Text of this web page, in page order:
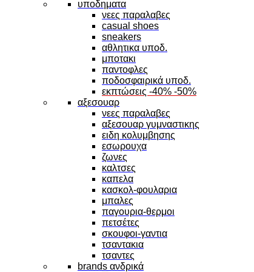
υποδηματα
νεες παραλαβες
casual shoes
sneakers
αθλητικα υποδ.
μποτακι
παντοφλες
ποδοσφαιρικά υποδ.
εκπτώσεις -40% -50%
αξεσουαρ
νεες παραλαβες
αξεσουαρ γυμναστικης
ειδη κολυμβησης
εσωρουχα
ζωνες
καλτσες
καπελα
κασκολ-φουλαρια
μπαλες
παγουρια-θερμοι
πετσέτες
σκουφοι-γαντια
τσαντακια
τσαντες
brands ανδρικά